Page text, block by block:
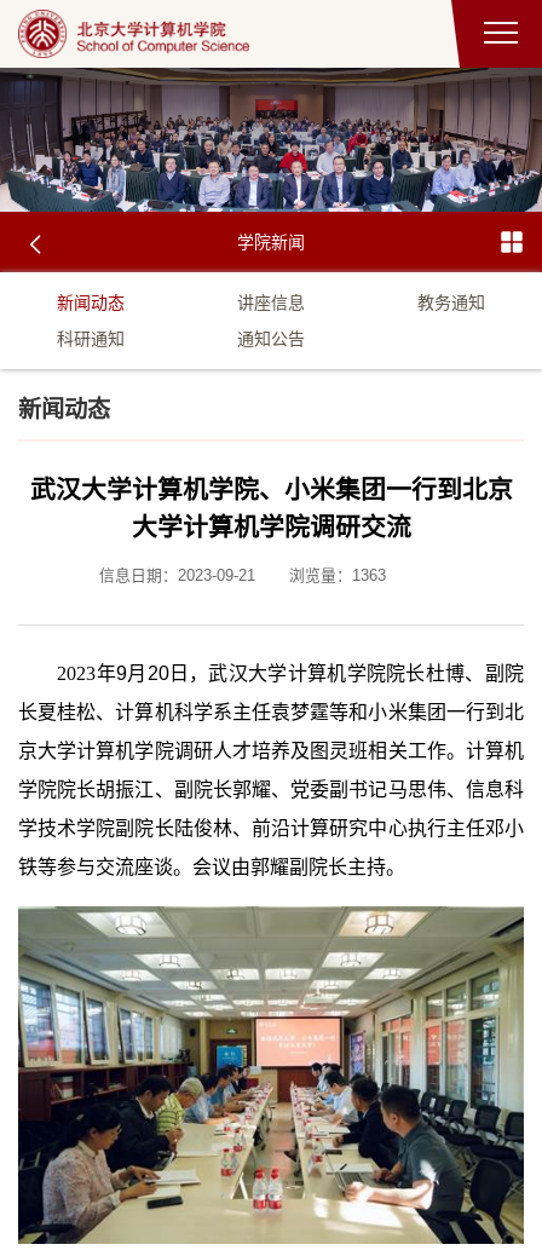
学院新闻
新闻动态 讲座信息
教务通知
科研通知
通知公告
新闻动态
武汉大学计算机学院、小米集团一行到北京
大学计算机学院调研交流
信息日期：2023-09-21 浏览量： 1363
2023年9月 20日，武汉大学计算机学院院长杜博、副院
长夏桂松、计算机科学系主任袁梦霆等和小米集团一行到北
京大学计算机学院调研人才培养及图灵班相关工作。计算机
学院院长胡振江、副院长郭耀、党委副书记马思伟、信息科
学技术学院副院长陆俊林、前沿计算研究中心执行主任邓小
铁等参与交流座谈。会议由郭耀副院长主持。